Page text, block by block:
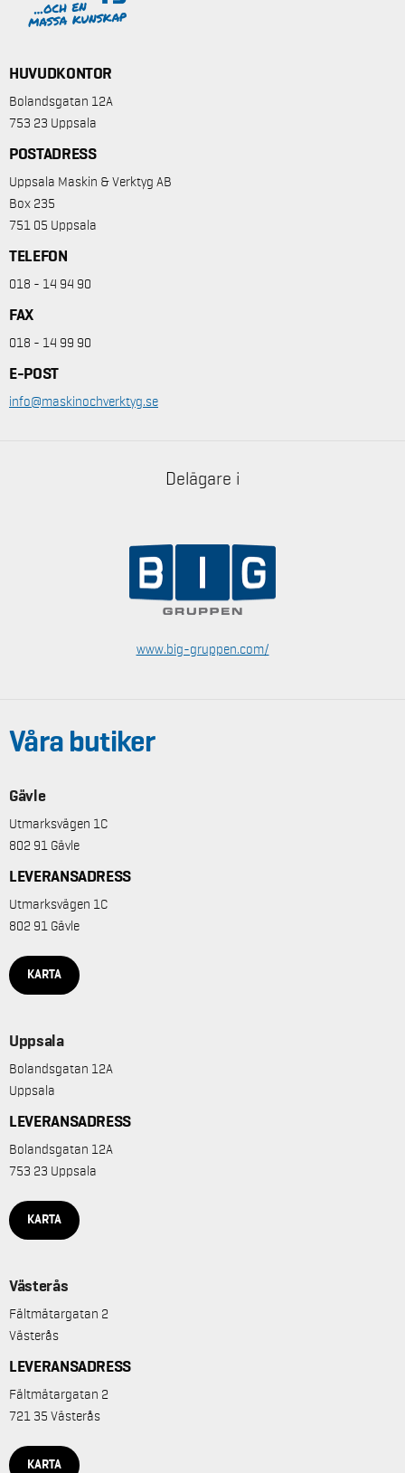
HUVUDKONTOR
Bolandsgatan 12A
753 23 Uppsala
POSTADRESS
Uppsala Maskin & Verktyg AB
Box 235
751 05 Uppsala
TELEFON
018 - 14 94 90
FAX
018 - 14 99 90
E-POST
info@maskinochverktyg.se
Delägare i
www.big-gruppen.com/
Våra butiker
Gävle
Utmarksvägen 1C
802 91 Gävle
LEVERANSADRESS
Utmarksvägen 1C
802 91 Gävle
KARTA
Uppsala
Bolandsgatan 12A
Uppsala
LEVERANSADRESS
Bolandsgatan 12A
753 23 Uppsala
KARTA
Västerås
Fältmätargatan 2
Västerås
LEVERANSADRESS
Fältmätargatan 2
721 35 Västerås
KARTA